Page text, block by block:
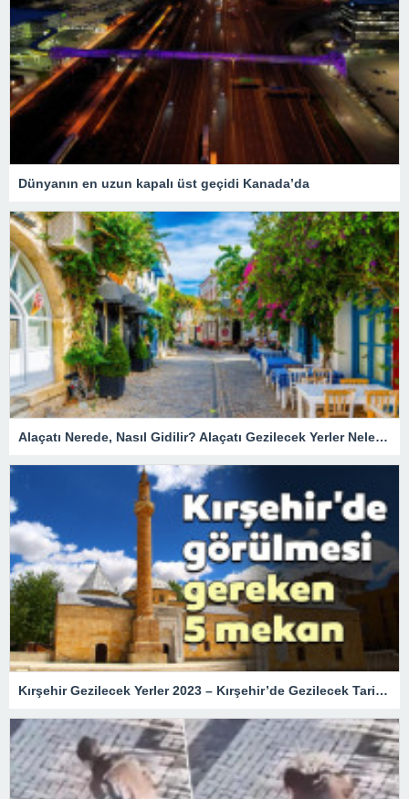
Dünyanın en uzun kapalı üst geçidi Kanada’da
Alaçatı Nerede, Nasıl Gidilir? Alaçatı Gezilecek Yerler Nelerdir?
Kırşehir Gezilecek Yerler 2023 – Kırşehir’de Gezilecek Tarihi Turistik Yerler, En Güzel Doğal Mekanlar ve Müzeler Listesi